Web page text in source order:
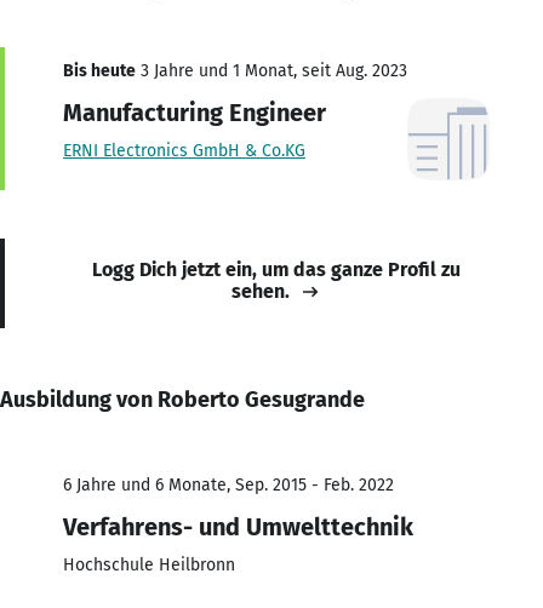
Bis heute 3 Jahre und 1 Monat, seit Aug. 2023
Manufacturing Engineer
ERNI Electronics GmbH & Co.KG
Logg Dich jetzt ein, um das ganze Profil zu
sehen.
Ausbildung von Roberto Gesugrande
6 Jahre und 6 Monate, Sep. 2015 - Feb. 2022
Verfahrens- und Umwelttechnik
Hochschule Heilbronn